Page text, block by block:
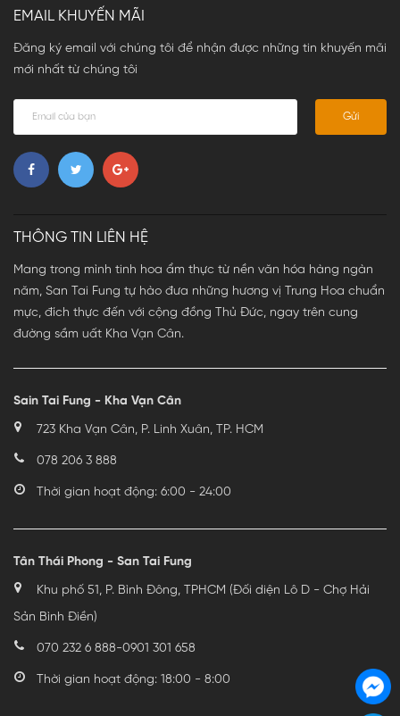
EMAIL KHUYẾN MÃI
Đăng ký email với chúng tôi để nhận được những tin khuyến mãi
mới nhất từ chúng tôi
Gửi
THÔNG TIN LIÊN HỆ
Mang trong mình tinh hoa ẩm thực từ nền văn hóa hàng ngàn
năm, San Tai Fung tự hào đưa những hương vị Trung Hoa chuẩn
mực, đích thực đến với cộng đồng Thủ Đức, ngay trên cung
đường sầm uất Kha Vạn Cân.
Sain Tai Fung - Kha Vạn Cân
723 Kha Vạn Cân, P. Linh Xuân, TP. HCM
078 206 3 888
Thời gian hoạt động: 6:00 - 24:00
Tân Thái Phong - San Tai Fung
Khu phố 51, P. Bình Đông, TPHCM (Đối diện Lô D - Chợ Hải
Sản Bình Điền)
070 232 6 888-0901 301 658
Thời gian hoạt động: 18:00 - 8:00